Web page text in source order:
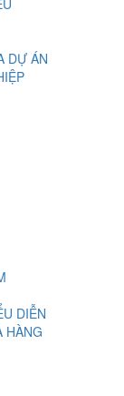
DỰ ÁN
DIỄN
HÀNG